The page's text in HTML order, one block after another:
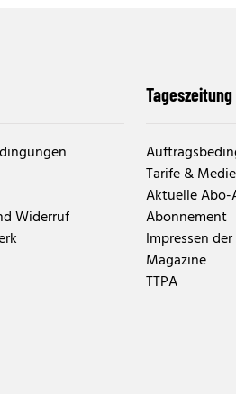
Widerruf
Tageszeitung
Tarife &
Aktuelle Abo-
Abonnement
Impressen
Magazine
TTPA